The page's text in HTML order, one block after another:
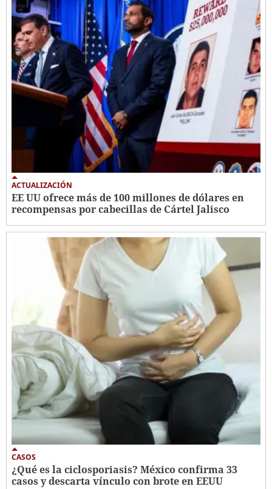
ACTUALIZACIÓN
EE UU ofrece más de 100 millones de dólares en
recompensas por cabecillas de Cártel Jalisco
CASOS
¿Qué es la ciclosporiasis? México confirma 33
casos y descarta vínculo con brote en EEUU